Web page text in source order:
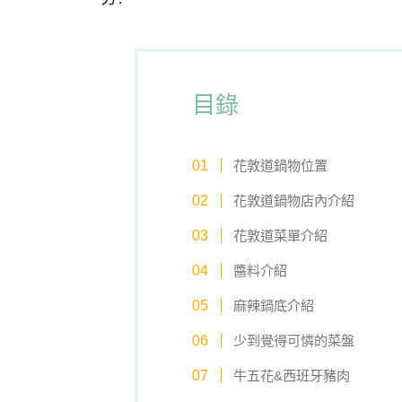
目錄
花敦道鍋物位置
花敦道鍋物店內介紹
花敦道菜單介紹
醬料介紹
麻辣鍋底介紹
少到覺得可憐的菜盤
牛五花&西班牙豬肉